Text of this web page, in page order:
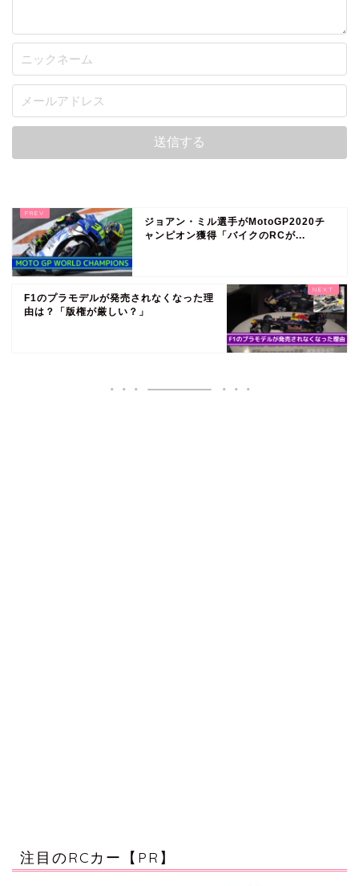
ジョアン・ミル選手がMotoGP2020チ
ャンピオン獲得「バイクのRCが...
F1のプラモデルが発売されなくなった理
由は？「版権が厳しい？」
注目のRCカー【PR】